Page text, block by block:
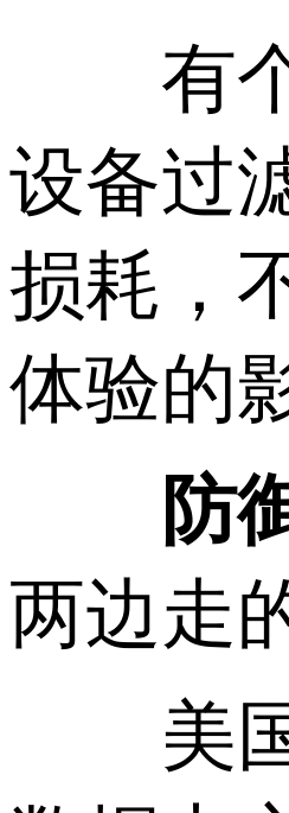
有个
设备过
损耗，
体验的
防御
两边走
美国